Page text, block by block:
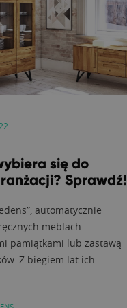
się do
Sprawdź!
automatycznie
meblach
pamiątkami lub zastawą
Z biegiem lat ich